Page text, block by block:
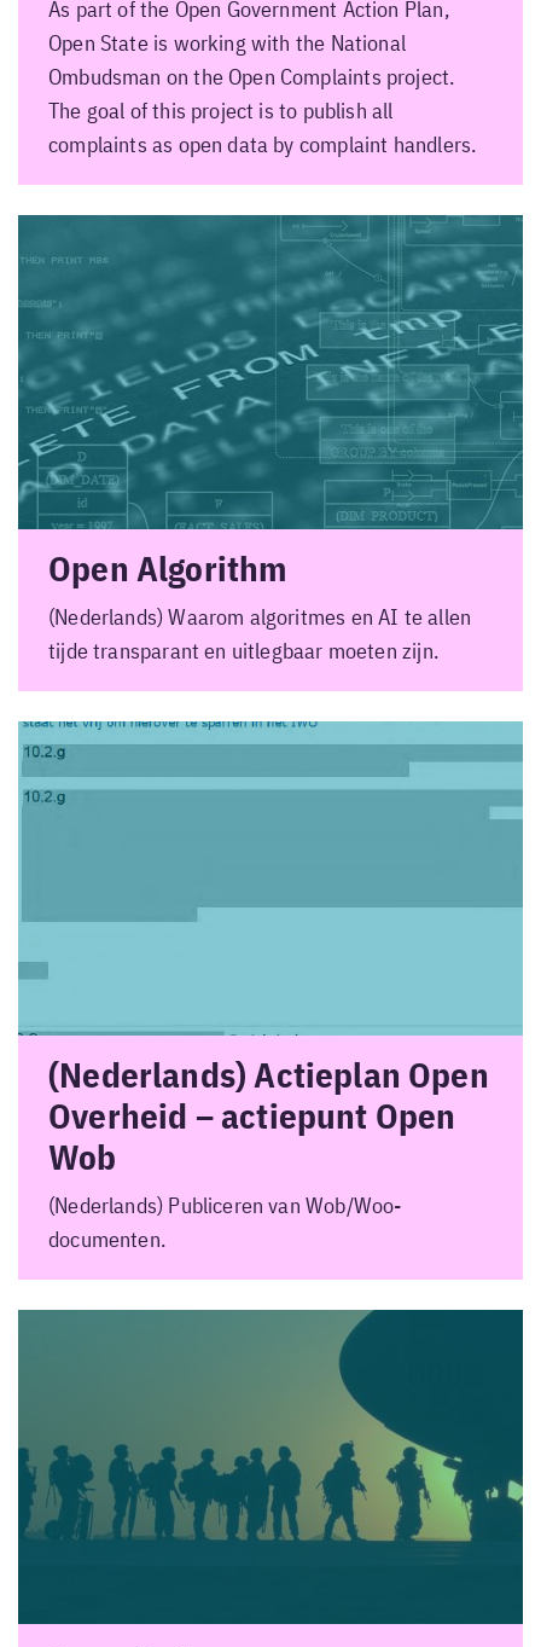
As part of the Open Government Action Plan,
Open State is working with the National
Ombudsman on the Open Complaints project.
The goal of this project is to publish all
complaints as open data by complaint handlers.
Open Algorithm
(Nederlands) Waarom algoritmes en AI te allen
tijde transparant en uitlegbaar moeten zijn.
(Nederlands) Actieplan Open
Overheid – actiepunt Open
Wob
(Nederlands) Publiceren van Wob/Woo-
documenten.